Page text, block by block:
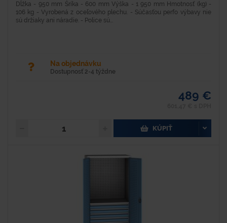
Dĺžka - 950 mm Šríka - 600 mm Výška - 1 950 mm Hmotnosť (kg) -
106 kg - Vyrobená z oceľového plechu. - Súčasťou perfo výbavy nie
sú držiaky ani náradie. - Police sú...
Na objednávku
Dostupnosť 2-4 týždne
489 €
KÚPIŤ